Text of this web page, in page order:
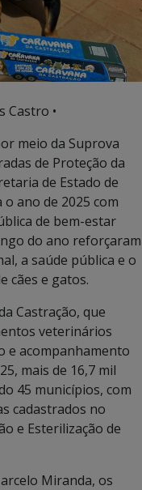
Castro •
meio da Suprova
de Proteção da
de Estado de
ano de 2025 com
de bem-estar
do ano reforçaram
a saúde pública e o
cães e gatos.
Castração, que
veterinários
e acompanhamento
mais de 16,7 mil
45 municípios, com
cadastrados no
e Esterilização de
Miranda, os